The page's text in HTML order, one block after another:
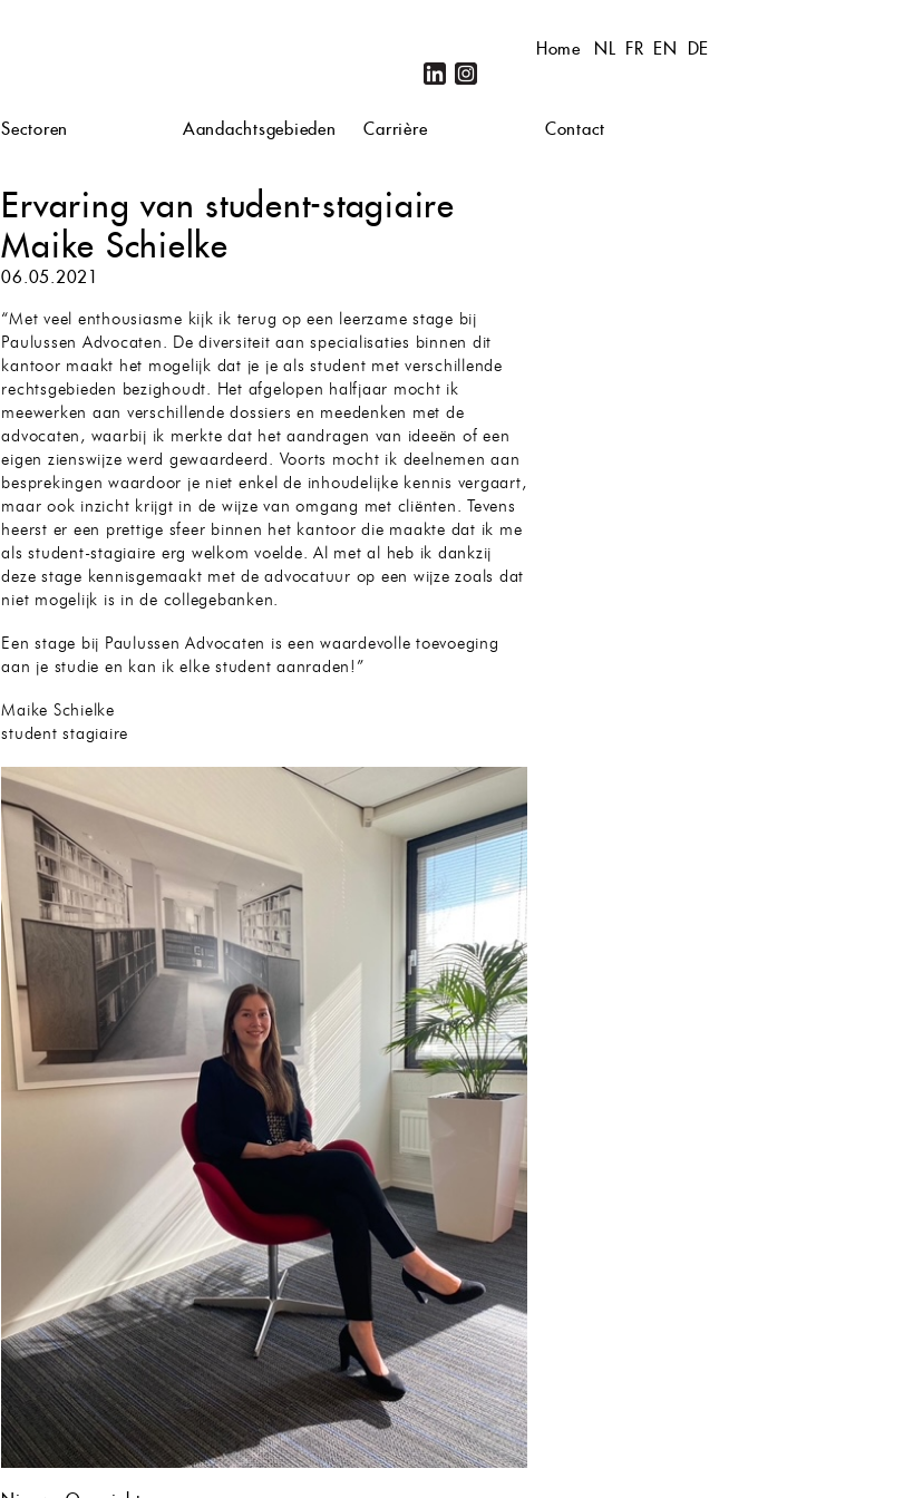
NL FR EN DE
Home
Sectoren Aandachtsgebieden Carrière Contact
Ervaring van student-stagiaire
Maike Schielke
06.05.2021
“Met veel enthousiasme kijk ik terug op een leerzame stage bij
Paulussen Advocaten. De diversiteit aan specialisaties binnen dit
kantoor maakt het mogelijk dat je je als student met verschillende
rechtsgebieden bezighoudt. Het afgelopen halfjaar mocht ik
meewerken aan verschillende dossiers en meedenken met de
advocaten, waarbij ik merkte dat het aandragen van ideeën of een
eigen zienswijze werd gewaardeerd. Voorts mocht ik deelnemen aan
besprekingen waardoor je niet enkel de inhoudelijke kennis vergaart,
maar ook inzicht krijgt in de wijze van omgang met cliënten. Tevens
heerst er een prettige sfeer binnen het kantoor die maakte dat ik me
als student-stagiaire erg welkom voelde. Al met al heb ik dankzij
deze stage kennisgemaakt met de advocatuur op een wijze zoals dat
niet mogelijk is in de collegebanken.
Een stage bij Paulussen Advocaten is een waardevolle toevoeging
aan je studie en kan ik elke student aanraden!”
Maike Schielke
student stagiaire